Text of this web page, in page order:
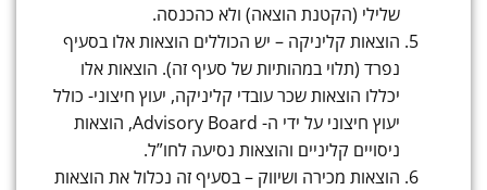
שלילי (הקטנת הוצאה) ולא כהכנסה.
הוצאות קליניקה – יש הכוללים הוצאות אלו בסעיף
נפרד (תלוי במהותיות של סעיף זה). הוצאות אלו
יכללו הוצאות שכר עובדי קליניקה, יעוץ חיצוני- כולל
יעוץ חיצוני על ידי ה- Advisory Board, הוצאות
ניסויים קליניים והוצאות נסיעה לחו”ל.
הוצאות מכירה ושיווק – בסעיף זה נכלול את הוצאות